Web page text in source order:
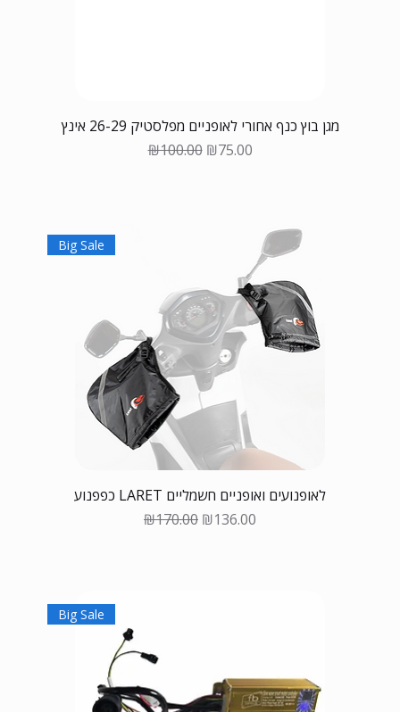
מגן בוץ כנף אחורי לאופניים מפלסטיק 26-29 אינץ
Regular Price
₪100.00 Sale Price
₪75.00
Big Sale
כפפנוע LARET לאופנועים ואופניים חשמליים
Regular Price
₪170.00 Sale Price
₪136.00
Big Sale